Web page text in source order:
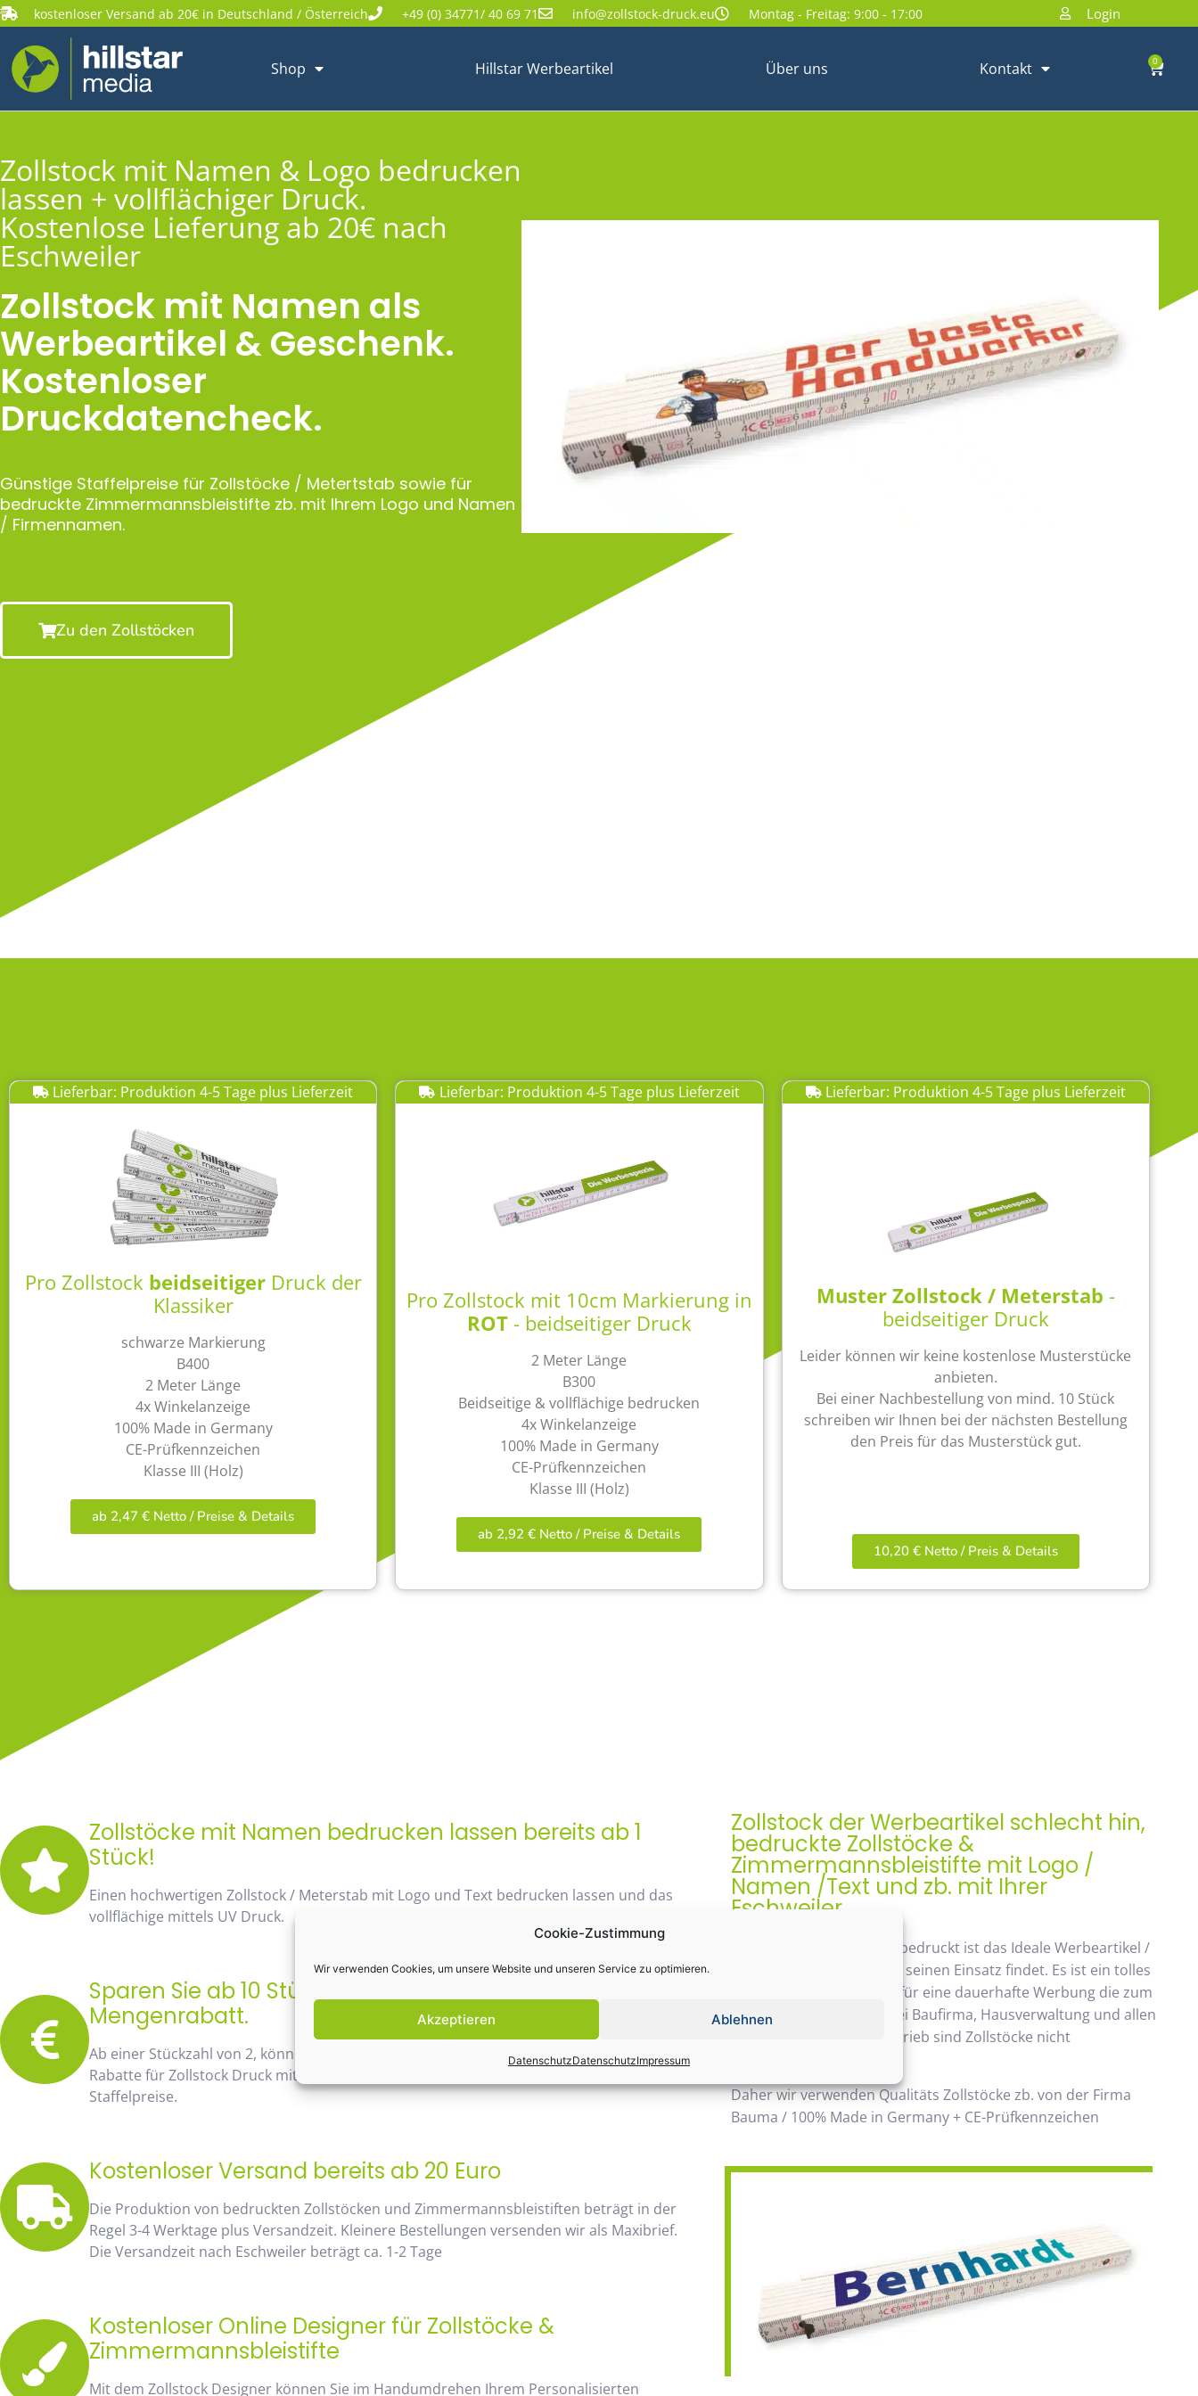
Cookie-Zustimmung
Wir verwenden Cookies, um unsere Website und unseren Service zu optimieren.
Akzeptieren Ablehnen
DatenschutzDatenschutzImpressum
kostenloser Versand ab 20€ in Deutschland / Österreich +49 (0) 34771/ 40 69 71 info@zollstock-druck.eu Montag - Freitag: 9:00 - 17:00 Login
Shop Hillstar Werbeartikel Über uns Kontakt 0
Zollstock mit Namen & Logo bedrucken
lassen + vollflächiger Druck.
Kostenlose Lieferung ab 20€ nach
Eschweiler
Zollstock mit Namen als
Werbeartikel & Geschenk.
Kostenloser
Druckdatencheck.
Günstige Staffelpreise für Zollstöcke / Metertstab sowie für
bedruckte Zimmermannsbleistifte zb. mit Ihrem Logo und Namen
/ Firmennamen.
Zu den Zollstöcken
Lieferbar: Produktion 4-5 Tage plus Lieferzeit
Pro Zollstock beidseitiger Druck der
Klassiker
schwarze Markierung
B400
2 Meter Länge
4x Winkelanzeige
100% Made in Germany
CE-Prüfkennzeichen
Klasse III (Holz)
ab 2,47 € Netto / Preise & Details
Lieferbar: Produktion 4-5 Tage plus Lieferzeit
Pro Zollstock mit 10cm Markierung in
ROT- beidseitiger Druck
2 Meter Länge
B300
Beidseitige & vollflächige bedrucken
4x Winkelanzeige
100% Made in Germany
CE-Prüfkennzeichen
Klasse III (Holz)
ab 2,92 € Netto / Preise & Details
Lieferbar: Produktion 4-5 Tage plus Lieferzeit
Muster Zollstock / Meterstab -
beidseitiger Druck
Leider können wir keine kostenlose Musterstücke
anbieten.
Bei einer Nachbestellung von mind. 10 Stück
schreiben wir Ihnen bei der nächsten Bestellung
den Preis für das Musterstück gut.
10,20 € Netto / Preis & Details
Zollstöcke mit Namen bedrucken lassen bereits ab 1
Stück!
Einen hochwertigen Zollstock / Meterstab mit Logo und Text bedrucken lassen und das
vollflächige mittels UV Druck.
Sparen Sie ab 10 Stück fast 48% mit unserem
Mengenrabatt.
Ab einer Stückzahl von 2, können Sie bereits von unserem Mengenrabatt profitieren. Die
Rabatte für Zollstock Druck mit Namen und Logo, sehen Sie sofort anhand der
Staffelpreise.
Kostenloser Versand bereits ab 20 Euro
Die Produktion von bedruckten Zollstöcken und Zimmermannsbleistiften beträgt in der
Regel 3-4 Werktage plus Versandzeit. Kleinere Bestellungen versenden wir als Maxibrief.
Die Versandzeit nach Eschweiler beträgt ca. 1-2 Tage
Kostenloser Online Designer für Zollstöcke &
Zimmermannsbleistifte
Mit dem Zollstock Designer können Sie im Handumdrehen Ihrem Personalisierten
Zollstock der Werbeartikel schlecht hin,
bedruckte Zollstöcke &
Zimmermannsbleistifte mit Logo /
Namen /Text und zb. mit Ihrer
Eschweiler
Der Zollstock, Meterstab bedruckt ist das Ideale Werbeartikel /
Werbegeschenk der auch seinen Einsatz findet. Es ist ein tolles
& praktisches Geschenk, für eine dauerhafte Werbung die zum
Einsatz kommt. Beliebt bei Baufirma, Hausverwaltung und allen
möglichen Handwerksbetrieb sind Zollstöcke nicht
Daher wir verwenden Qualitäts Zollstöcke zb. von der Firma
Bauma / 100% Made in Germany + CE-Prüfkennzeichen